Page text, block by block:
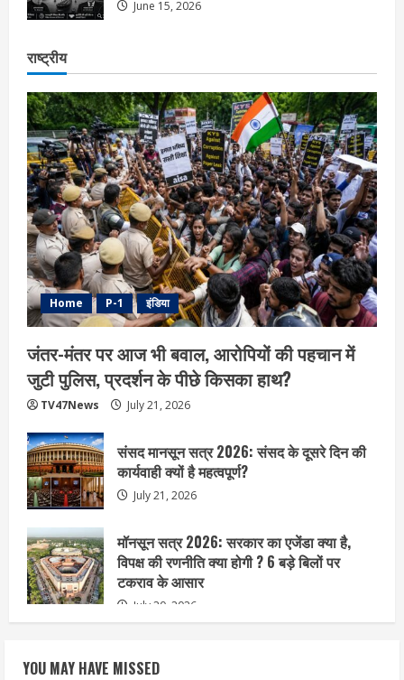
June 15, 2026
राष्ट्रीय
Home P-1 इंडिया
जंतर-मंतर पर आज भी बवाल, आरोपियों की पहचान में
जुटी पुलिस, प्रदर्शन के पीछे किसका हाथ?
TV47News July 21, 2026
संसद मानसून सत्र 2026: संसद के दूसरे दिन की
कार्यवाही क्यों है महत्वपूर्ण?
July 21, 2026
मॉनसून सत्र 2026: सरकार का एजेंडा क्या है,
विपक्ष की रणनीति क्या होगी ? 6 बड़े बिलों पर
टकराव के आसार
July 20, 2026
YOU MAY HAVE MISSED